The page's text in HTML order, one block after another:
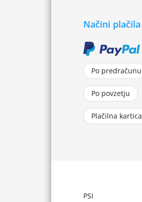
Načini plačila
Po predračunu
Po povzetju
Plačilna kartica
PSI